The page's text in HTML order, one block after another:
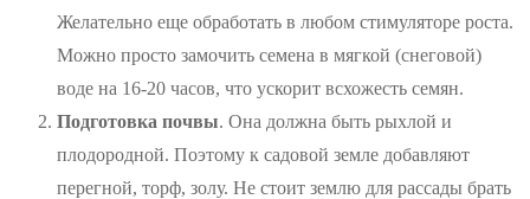
Желательно еще обработать в любом стимуляторе роста.
Можно просто замочить семена в мягкой (снеговой)
воде на 16-20 часов, что ускорит всхожесть семян.
Подготовка почвы. Она должна быть рыхлой и
плодородной. Поэтому к садовой земле добавляют
перегной, торф, золу. Не стоит землю для рассады брать